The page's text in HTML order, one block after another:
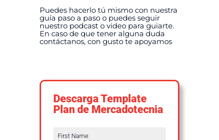
Puedes hacerlo tú mismo con nuestra
guía paso a paso o puedes seguir
nuestro podcast o video para guiarte.
En caso de que tener alguna duda
contáctanos, con gusto te apoyamos
Descarga Template
Plan de Mercadotecnia